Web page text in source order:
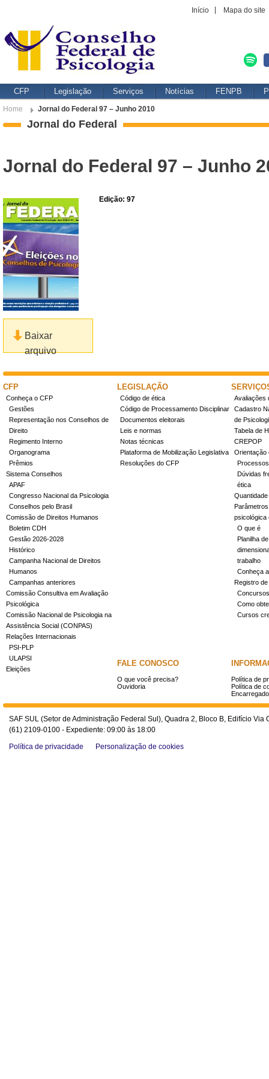
Início Mapa do site
CFP Legislação Serviços Notícias FENPB
Home Jornal do Federal 97 – Junho 2010
Jornal do Federal
Jornal do Federal 97 – Junho
Baixar
arquivo
Edição: 97
CFP
Conheça o CFP
Gestões
Representação nos Conselhos de
Direito
Regimento Interno
Organograma
Prêmios
Sistema Conselhos
APAF
Congresso Nacional da Psicologia
Conselhos pelo Brasil
Comissão de Direitos Humanos
Boletim CDH
Gestão 2026-2028
Histórico
Campanha Nacional de Direitos
Humanos
Campanhas anteriores
Comissão Consultiva em Avaliação
Psicológica
Comissão Nacional de Psicologia na
Assistência Social (CONPAS)
Relações Internacionais
PSI-PLP
ULAPSI
Eleições
LEGISLAÇÃO
Código de ética
Código de Processamento Disciplinar
Documentos eleitorais
Leis e normas
Notas técnicas
Plataforma de Mobilização Legislativa
Resoluções do CFP
Avaliações
Cadastro
de
Tabela de
CREPOP
Orientação
Dúvidas
ética
psicológica
O que é
Planilha
trabalho
Conheça
Registro
Concursos
Como
Cursos
FALE CONOSCO
O que você precisa?
Ouvidoria
Política de
Política de
SAF SUL (Setor de Administração Federal Sul), Quadra 2, Bloco B, Edifício
(61) 2109-0100 - Expediente: 09:00 às 18:00
Política de privacidade
Personalização de cookies